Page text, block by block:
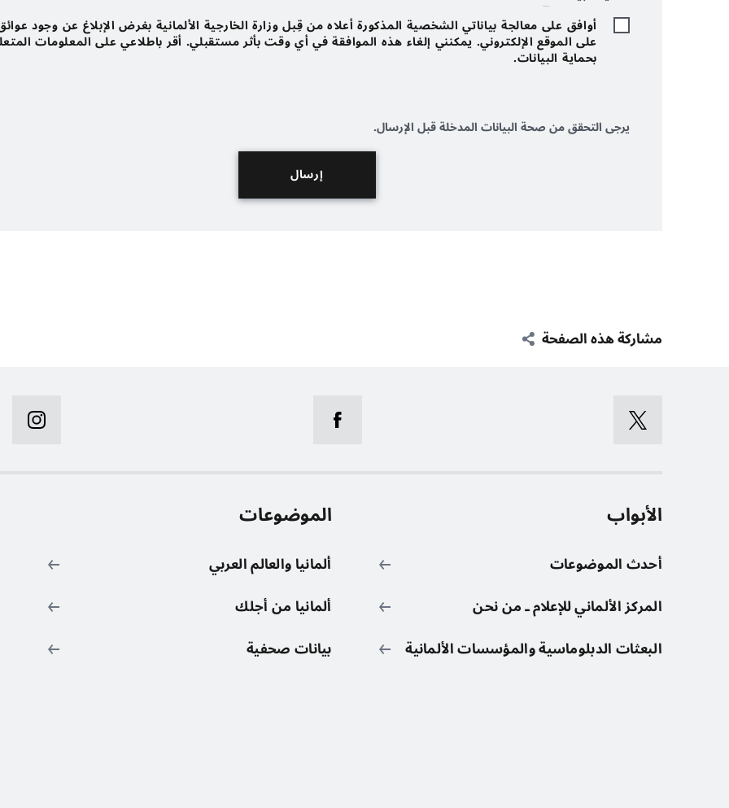
أوافق على معالجة بياناتي الشخصية المذكورة أعلاه من قِبل وزارة الخارجية الألمانية بغرض الإبلاغ عن وجود
على الموقع الإلكتروني. يمكنني إلغاء هذه الموافقة في أي وقت بأثر مستقبلي. أقر باطلاعي على المعلومات
بحماية البيانات.
يرجى التحقق من صحة البيانات المدخلة قبل الإرسال.
مشاركة هذه الصفحة
الأبواب
أحدث الموضوعات
المركز الألماني للإعلام ـ من نحن
البعثات الدبلوماسية والمؤسسات الألمانية
الموضوعات
ألمانيا والعالم العربي
ألمانيا من أجلك
بيانات صحفية